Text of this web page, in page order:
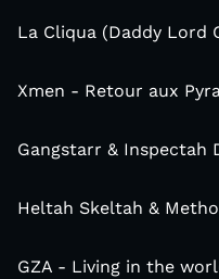
La Cliqua (Daddy Lord
Xmen - Retour aux
Gangstarr & Inspectah
Heltah Skeltah &
GZA - Living in the